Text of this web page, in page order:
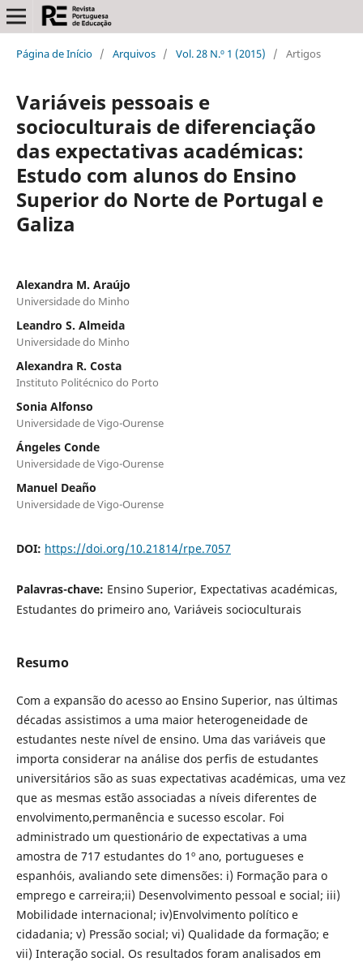
Página de Início / Arquivos / Vol. 28 N.º 1 (2015) / Artigos
Variáveis pessoais e
socioculturais de diferenciação
das expectativas académicas:
Estudo com alunos do Ensino
Superior do Norte de Portugal e
Galiza
Alexandra M. Araújo
Universidade do Minho
Leandro S. Almeida
Universidade do Minho
Alexandra R. Costa
Instituto Politécnico do Porto
Sonia Alfonso
Universidade de Vigo-Ourense
Ángeles Conde
Universidade de Vigo-Ourense
Manuel Deaño
Universidade de Vigo-Ourense
DOI: https://doi.org/10.21814/rpe.7057
Palavras-chave: Ensino Superior, Expectativas académicas,
Estudantes do primeiro ano, Variáveis socioculturais
Resumo
Com a expansão do acesso ao Ensino Superior, nas últimas
décadas assistimos a uma maior heterogeneidade de
estudantes neste nível de ensino. Uma das variáveis que
importa considerar na análise dos perfis de estudantes
universitários são as suas expectativas académicas, uma vez
que as mesmas estão associadas a níveis diferentes de
envolvimento,permanência e sucesso escolar. Foi
administrado um questionário de expectativas a uma
amostra de 717 estudantes do 1º ano, portugueses e
espanhóis, avaliando sete dimensões: i) Formação para o
emprego e carreira;ii) Desenvolvimento pessoal e social; iii)
Mobilidade internacional; iv)Envolvimento político e
cidadania; v) Pressão social; vi) Qualidade da formação; e
vii) Interação social. Os resultados foram analisados em